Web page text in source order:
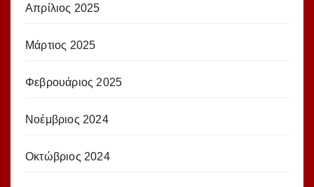
Απρίλιος 2025
Μάρτιος 2025
Φεβρουάριος 2025
Νοέμβριος 2024
Οκτώβριος 2024